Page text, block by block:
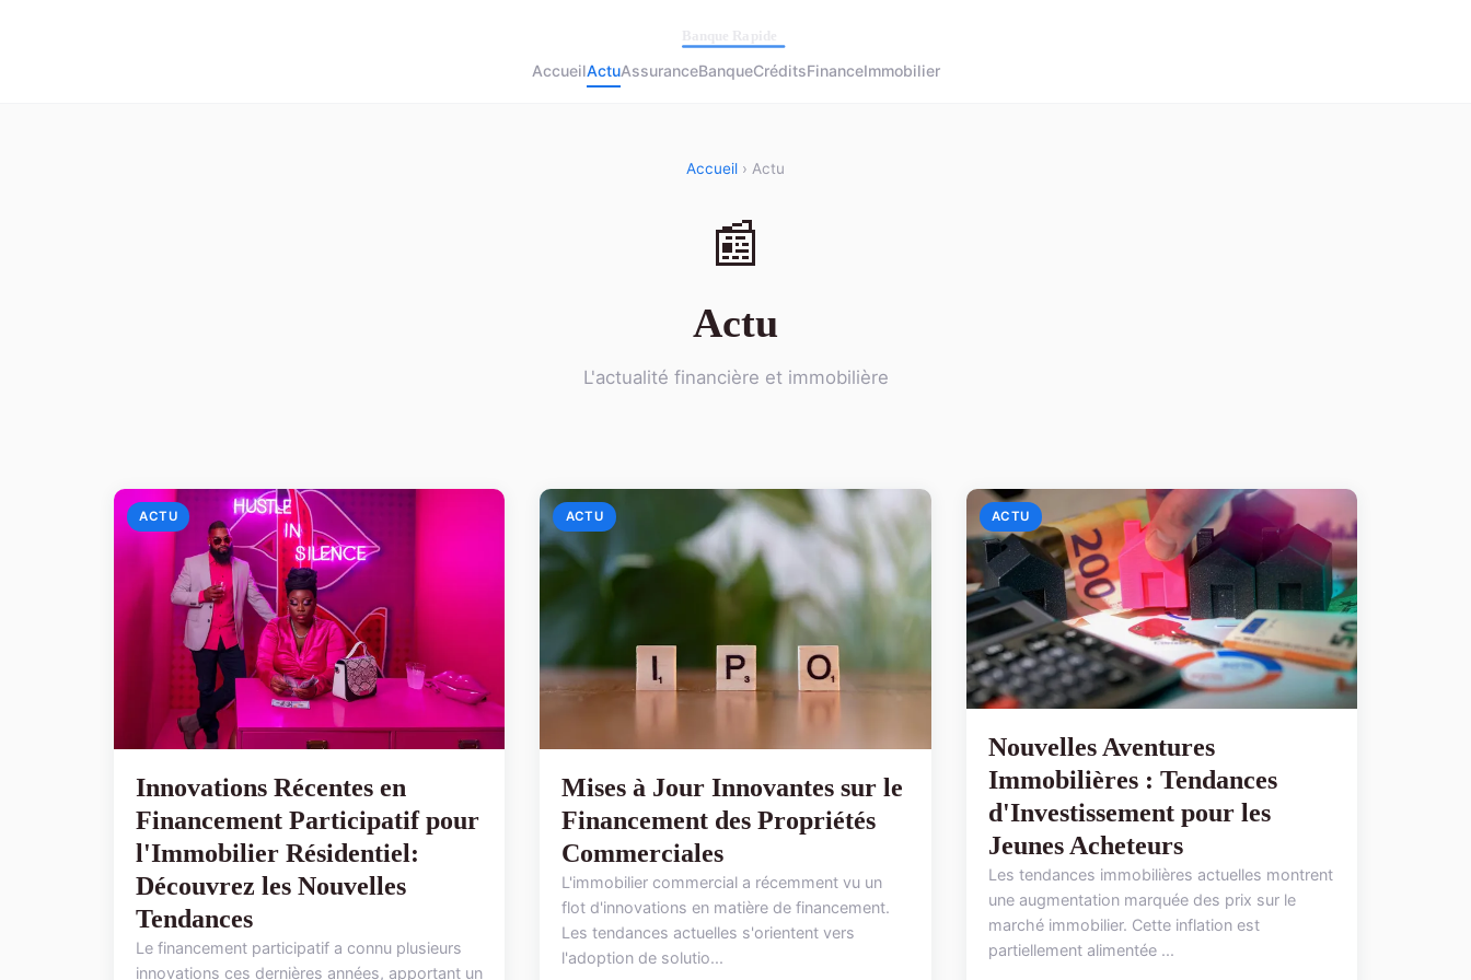
AccueilActuAssuranceBanqueCréditsFinanceImmobilier
Accueil › Actu
📰
Actu
L'actualité financière et immobilière
ACTU
Innovations Récentes en
Financement Participatif pour
l'Immobilier Résidentiel:
Découvrez les Nouvelles
Tendances
Le financement participatif a connu plusieurs
innovations ces dernières années, apportant un
ACTU
Mises à Jour Innovantes sur le
Financement des Propriétés
Commerciales
L'immobilier commercial a récemment vu un
flot d'innovations en matière de financement.
Les tendances actuelles s'orientent vers
l'adoption de solutio...
ACTU
Nouvelles Aventures
Immobilières : Tendances
d'Investissement pour les
Jeunes Acheteurs
Les tendances immobilières actuelles montrent
une augmentation marquée des prix sur le
marché immobilier. Cette inflation est
partiellement alimentée ...